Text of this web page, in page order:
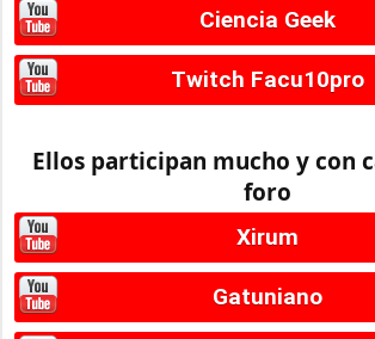
Ciencia Geek
Twitch Facu10pro
Ellos participan mucho y con
foro
Xirum
Gatuniano